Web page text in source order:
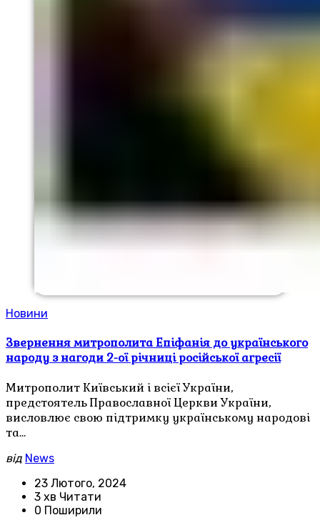
Новини
Звернення митрополита Епіфанія до українського
народу з нагоди 2-ої річниці російської агресії
Митрополит Київський і всієї України,
предстоятель Православної Церкви України,
висловлює свою підтримку українському народові
та…
від News
23 Лютого, 2024
3 хв Читати
0 Поширили